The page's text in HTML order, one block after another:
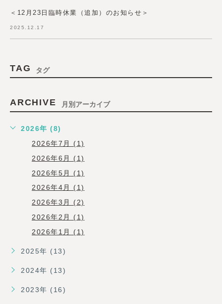
＜12月23日臨時休業（追加）のお知らせ＞
2025.12.17
TAG タグ
ARCHIVE 月別アーカイブ
2026年 (8)
2026年7月 (1)
2026年6月 (1)
2026年5月 (1)
2026年4月 (1)
2026年3月 (2)
2026年2月 (1)
2026年1月 (1)
2025年 (13)
2024年 (13)
2023年 (16)